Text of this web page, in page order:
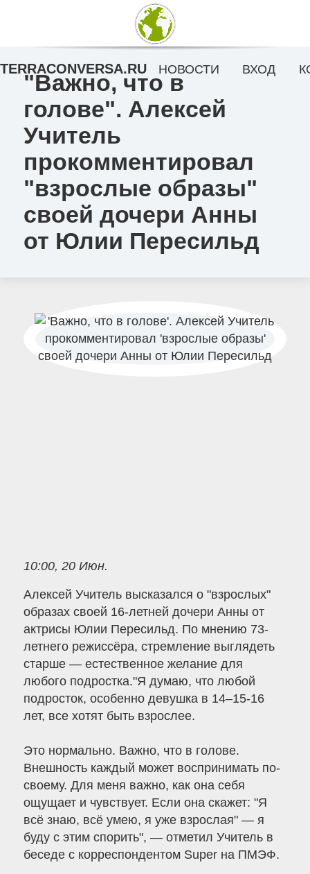
"Важно, что в
голове". Алексей
Учитель
прокомментировал
"взрослые образы"
своей дочери Анны
от Юлии Пересильд
10:00, 20 Июн.
Алексей Учитель высказался о "взрослых"
образах своей 16-летней дочери Анны от
актрисы Юлии Пересильд. По мнению 73-
летнего режиссёра, стремление выглядеть
старше — естественное желание для
любого подростка."Я думаю, что любой
подросток, особенно девушка в 14–15-16
лет, все хотят быть взрослее.
Это нормально. Важно, что в голове.
Внешность каждый может воспринимать по-
своему. Для меня важно, как она себя
ощущает и чувствует. Если она скажет: "Я
всё знаю, всё умею, я уже взрослая" — я
буду с этим спорить", — отметил Учитель в
беседе с корреспондентом Super на ПМЭФ.
TERRACONVERSA.RU НОВОСТИ ВХОД